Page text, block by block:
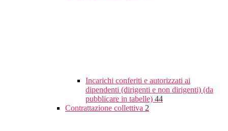
Incarichi conferiti e autorizzati ai
dipendenti (dirigenti e non dirigenti) (da
pubblicare in tabelle) 44
Contrattazione collettiva 2